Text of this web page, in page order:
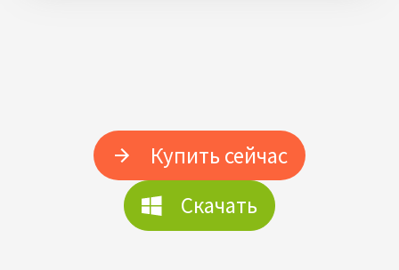
Купить сейчас
Скачать